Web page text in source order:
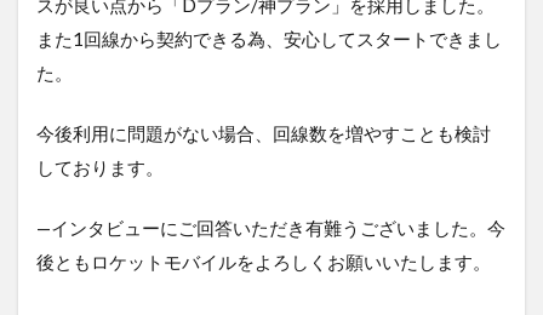
スが良い点から「Dプラン/神プラン」を採用しました。
また1回線から契約できる為、安心してスタートできまし
た。
今後利用に問題がない場合、回線数を増やすことも検討
しております。
—インタビューにご回答いただき有難うございました。今
後ともロケットモバイルをよろしくお願いいたします。